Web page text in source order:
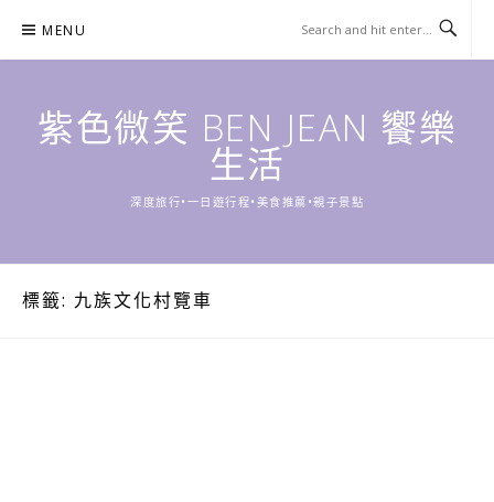
content
MENU
紫色微笑 BEN JEAN 饗樂
生活
深度旅行•一日遊行程•美食推薦•親子景點
標籤: 九族文化村覽車